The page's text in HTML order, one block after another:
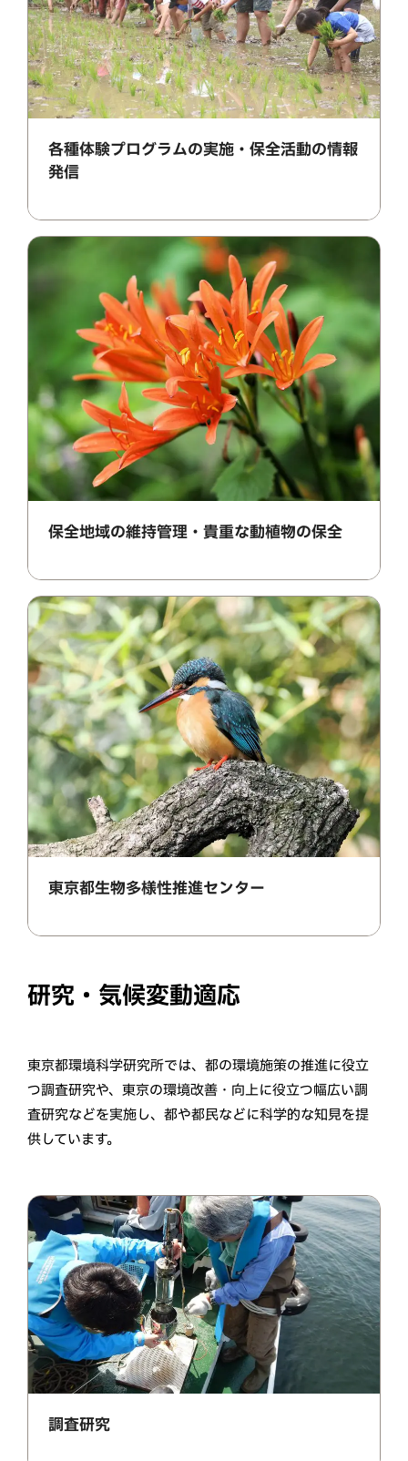
各種体験プログラムの実施・保全活動の情報
発信
保全地域の維持管理・貴重な動植物の保全
東京都生物多様性推進センター
研究・気候変動適応
東京都環境科学研究所では、都の環境施策の推進に役立
つ調査研究や、東京の環境改善・向上に役立つ幅広い調
査研究などを実施し、都や都民などに科学的な知見を提
供しています。
調査研究